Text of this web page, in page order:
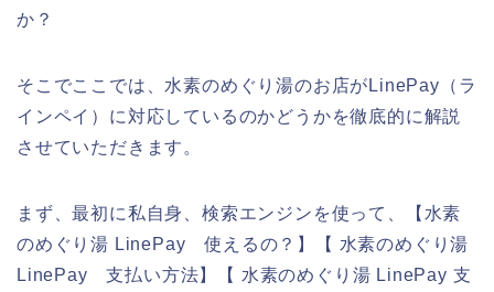
か？
そこでここでは、水素のめぐり湯のお店がLinePay（ラ
インペイ）に対応しているのかどうかを徹底的に解説
させていただきます。
まず、最初に私自身、検索エンジンを使って、【水素
のめぐり湯 LinePay 使えるの？】【 水素のめぐり湯
LinePay 支払い方法】【 水素のめぐり湯 LinePay 支